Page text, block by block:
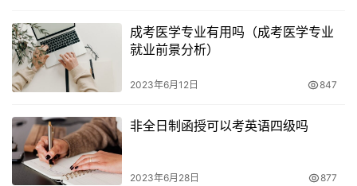
因为信息错误而导致的考试失败。
其他考生无须现场确认
认。考生只需要按提示上传报考材料后选择确认点，由确认
点网上审核报考材料审核即可。
成考医学专业有用吗（成考医学专业
就业前景分析）
2023年6月12日 847
非全日制函授可以考英语四级吗
2023年6月28日 877